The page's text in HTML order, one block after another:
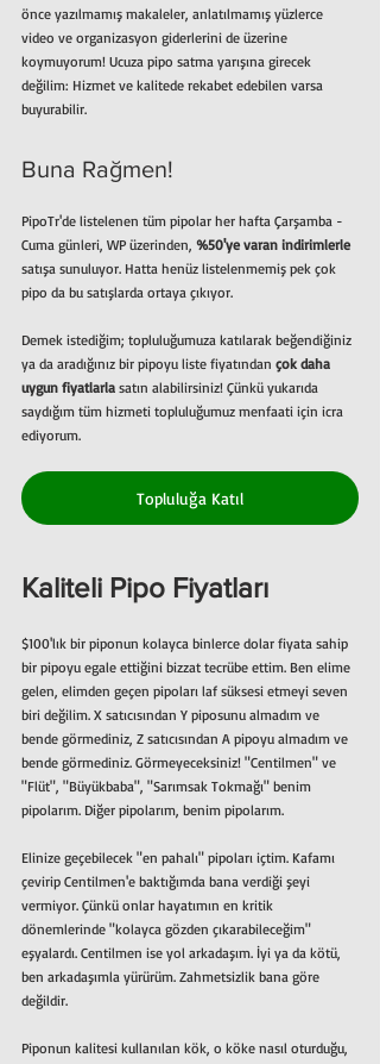
önce yazılmamış makaleler, anlatılmamış yüzlerce
video ve organizasyon giderlerini de üzerine
koymuyorum! Ucuza pipo satma yarışına girecek
değilim: Hizmet ve kalitede rekabet edebilen varsa
buyurabilir.
Buna Rağmen!
PipoTr'de listelenen tüm pipolar her hafta Çarşamba -
Cuma günleri, WP üzerinden, %50'ye varan indirimlerle
satışa sunuluyor. Hatta henüz listelenmemiş pek çok
pipo da bu satışlarda ortaya çıkıyor.
Demek istediğim; topluluğumuza katılarak beğendiğiniz
ya da aradığınız bir pipoyu liste fiyatından çok daha
uygun fiyatlarla satın alabilirsiniz! Çünkü yukarıda
saydığım tüm hizmeti topluluğumuz menfaati için icra
ediyorum.
Topluluğa Katıl
Kaliteli Pipo Fiyatları
$100'lık bir piponun kolayca binlerce dolar fiyata sahip
bir pipoyu egale ettiğini bizzat tecrübe ettim. Ben elime
gelen, elimden geçen pipoları laf süksesi etmeyi seven
biri değilim. X satıcısından Y piposunu almadım ve
bende görmediniz, Z satıcısından A pipoyu almadım ve
bende görmediniz. Görmeyeceksiniz! "Centilmen" ve
"Flüt", "Büyükbaba", "Sarımsak Tokmağı" benim
pipolarım. Diğer pipolarım, benim pipolarım.
Elinize geçebilecek "en pahalı" pipoları içtim. Kafamı
çevirip Centilmen'e baktığımda bana verdiği şeyi
vermiyor. Çünkü onlar hayatımın en kritik
dönemlerinde "kolayca gözden çıkarabileceğim"
eşyalardı. Centilmen ise yol arkadaşım. İyi ya da kötü,
ben arkadaşımla yürürüm. Zahmetsizlik bana göre
değildir.
Piponun kalitesi kullanılan kök, o köke nasıl oturduğu,